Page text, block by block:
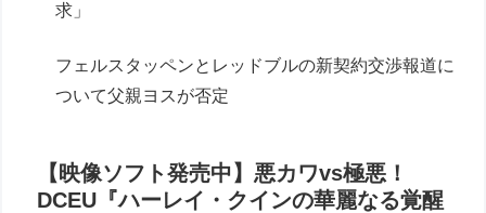
求」
フェルスタッペンとレッドブルの新契約交渉報道に
ついて父親ヨスが否定
【映像ソフト発売中】悪カワvs極悪！
DCEU『ハーレイ・クインの華麗なる覚醒